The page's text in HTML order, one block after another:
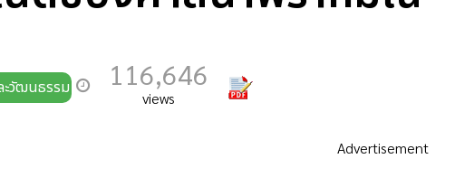
วัฒนธรรม 116,646
views
Advertisement